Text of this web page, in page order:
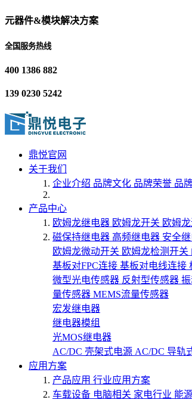
元器件&模块解决方案
全国服务热线
400 1386 882
139 0230 5242
鼎悦官网
关于我们
企业介绍 品牌文化 品牌荣誉 品
产品中心
欧姆龙继电器 欧姆龙开关 欧姆
磁保持继电器 高频继电器 安全
欧姆龙微动开关 欧姆龙检测开关
基板对FPC连接 基板对电线连接
微型光电传感器 反射型传感器
量传感器 MEMS流量传感器
宏发继电器
继电器模组
光MOS继电器
AC/DC 壳架式电源 AC/DC 导轨
应用方案
产品应用 行业应用方案
车载设备 电脑相关 家电行业 能